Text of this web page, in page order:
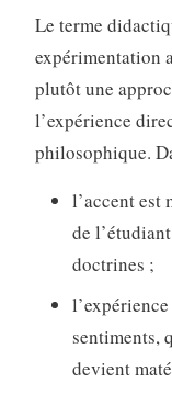
Le terme
expérimentation
plutôt une
l’expérience
philosophique.
l’accent est
de
doctrines ;
sentiments,
devient